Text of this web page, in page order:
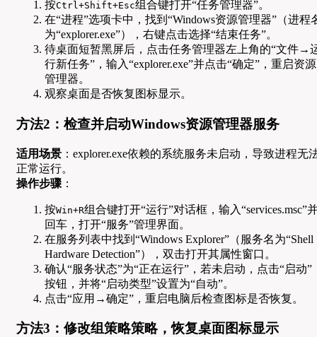
按Ctrl+Shift+Esc组合键打开“任务管理器”。
在“进程”选项卡中，找到“Windows资源管理器”（进程
为“explorer.exe”），右键点击选择“结束任务”。
待桌面短暂黑屏后，点击任务管理器左上角的“文件→
行新任务”，输入“explorer.exe”并点击“确定”，重启资源
管理器。
观察桌面是否恢复图标显示。
方法2：检查并启动Windows资源管理器服务
适用场景 ：explorer.exe依赖的系统服务未启动，导致进程无
正常运行。
操作步骤 ：
按Win+R组合键打开“运行”对话框，输入“services.msc”
回车，打开“服务”管理界面。
在服务列表中找到“Windows Explorer”（服务名为“Shell
Hardware Detection”），双击打开其属性窗口。
确认“服务状态”为“正在运行”，若未启动，点击“启动”
按钮，并将“启动类型”设置为“自动”。
点击“应用→确定”，重启电脑后检查图标是否恢复。
方法3：修改组策略策略，恢复桌面图标显示